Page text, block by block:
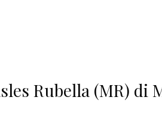
Rubella (MR) di